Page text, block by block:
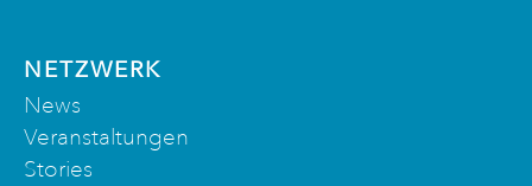
NETZWERK
News
Veranstaltungen
Stories